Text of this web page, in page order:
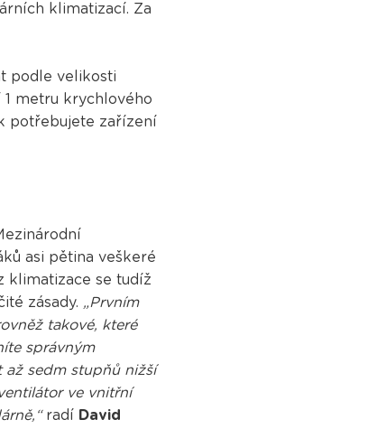
klimatizací. Za
podle velikosti
1 metru krychlového
potřebujete zařízení
asi pětina veškeré
klimatizace se tudíž
zásady. „Prvním
takové, které
správným
až sedm stupňů nižší
ve vnitřní
radí
David